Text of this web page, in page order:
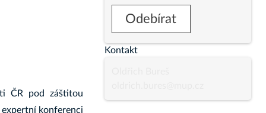
ČR pod záštitou
konferenci
Kontakt